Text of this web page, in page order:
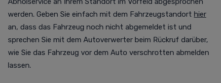
werden. Geben Sie einfach mit dem Fahrzeugstandort hier
an, dass das Fahrzeug noch nicht abgemeldet ist und
sprechen Sie mit dem Autoverwerter beim Rückruf darüber,
wie Sie das Fahrzeug vor dem Auto verschrotten abmelden
lassen.